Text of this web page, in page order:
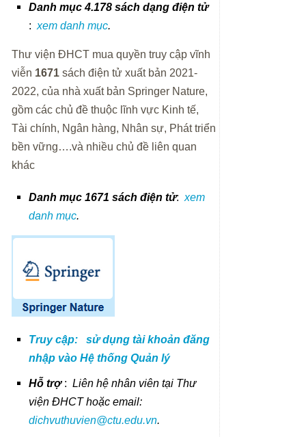
Danh mục 4.178 sách dạng điện tử
: xem danh mục.
Thư viện ĐHCT mua quyền truy cập vĩnh
viễn 1671 sách điện tử xuất bản 2021-
2022, của nhà xuất bản Springer Nature,
gồm các chủ đề thuộc lĩnh vực Kinh tế,
Tài chính, Ngân hàng, Nhân sự, Phát triển
bền vững….và nhiều chủ đề liên quan
khác
Danh mục 1671 sách điện tử: xem
danh mục.
Truy cập:
sử dụng tài khoản đăng
nhập vào Hệ thống Quản lý
Hỗ trợ : Liên hệ nhân viên tại Thư
viện ĐHCT hoặc email:
dichvuthuvien@ctu.edu.vn.